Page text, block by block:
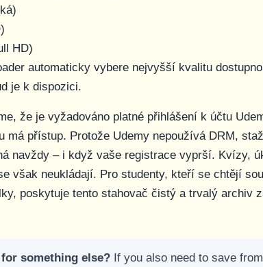
HD)
automaticky vybere nejvyšší kvalitu
je k dispozici.
že je vyžadováno platné přihlášení k účtu
má přístup. Protože Udemy nepoužívá DRM,
navždy – i když vaše registrace vyprší. Kvízy,
však neukládají. Pro studenty, kteří se chtějí
poskytuje tento stahovač čistý a trvalý archiv
something else?If you also need to save